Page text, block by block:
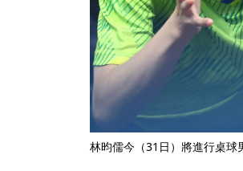
林昀儒今（31日）將進行桌球